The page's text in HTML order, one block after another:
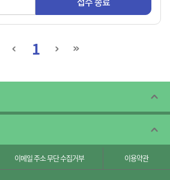
1
이메일 주소 무단 수집거부 이용약관